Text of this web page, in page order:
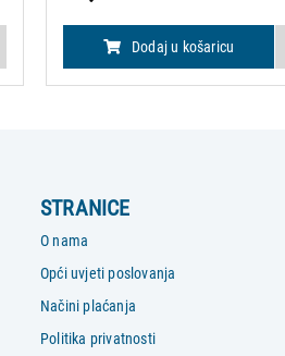
Dodaj u košaricu
STRANICE
O nama
Opći uvjeti poslovanja
Načini plaćanja
Politika privatnosti